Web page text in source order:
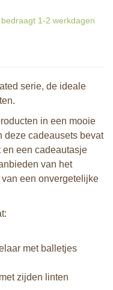
1-2 werkdagen
serie, de ideale
in een mooie
deze cadeausets bevat
een cadeautasje
van het
een onvergetelijke
met balletjes
zijden linten